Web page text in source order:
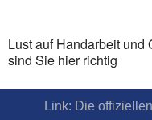
Lust auf Handarbeit und
sind Sie hier richtig
Link: Die offiziellen